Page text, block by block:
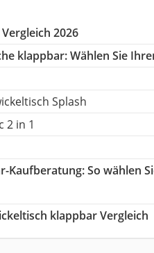
2026
klappbar:Wählen Sie
Splash
2 in 1
Kaufberatung: So wählen
klappbar Vergleich